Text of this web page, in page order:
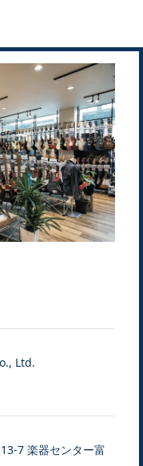
Ltd.
7 楽器センター富